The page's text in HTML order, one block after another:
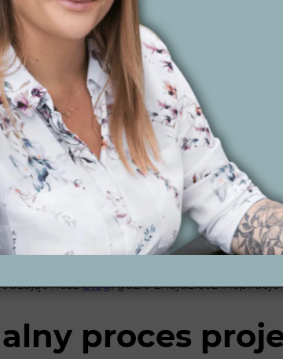
elastyczne rozwiązania, które w pełni
zyskujesz kompleksową pomoc i
terminowe zakończenie każdego projektu.
dziesiątek tysięcy złotych dzięki naszym
ponad 300 zrealizowanych projektów.
wykonawcami, co gwarantuje wysoką
online na terenie całej Polski.
nawadnianie, roboty koszące i
naszblog, gdzie znajdziesz
proces